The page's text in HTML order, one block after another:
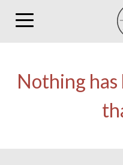
Toggle
Nothing has